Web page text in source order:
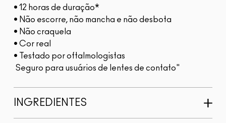
• 12 horas de duração*
• Não escorre, não mancha e não desbota
• Não craquela
• Cor real
• Testado por oftalmologistas
Seguro para usuários de lentes de contato"
INGREDIENTES